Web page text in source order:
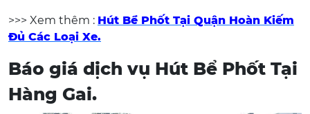
>>> Xem thêm : Hút Bể Phốt Tại Quận Hoàn Kiếm
Đủ Các Loại Xe.
Báo giá dịch vụ Hút Bể Phốt Tại
Hàng Gai.